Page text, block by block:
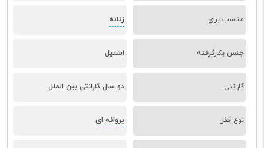
مناسب برای زنانه
جنس بکارگرفته استیل
گارانتی دو سال گارانتی بین الملل
نوع قفل پروانه ای